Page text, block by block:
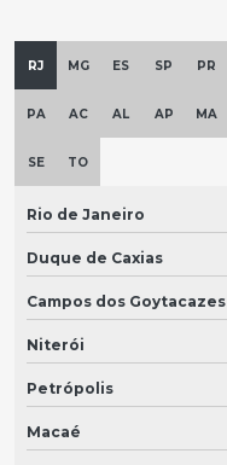
RJ MG ES SP PR
PA AC AL AP MA
SE TO
Rio de Janeiro
Duque de Caxias
Campos dos Goytacazes
Niterói
Petrópolis
Macaé